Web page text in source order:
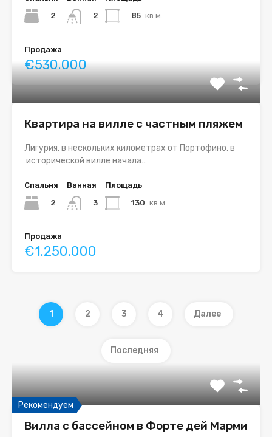
2
2
85 кв.м.
Продажа
€530.000
Квартира на вилле с частным пляжем
Лигурия, в нескольких километрах от Портофино, в
исторической вилле начала…
Спальня
2
Ванная
3
Площадь
130 кв.м
Продажа
€1.250.000
1 2 3 4 Далее
Последняя
Рекомендуем
Вилла с бассейном в Форте дей Марми